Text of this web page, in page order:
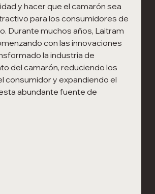
y hacer que el camarón sea
para los consumidores de
Durante muchos años, Laitram
con las innovaciones
la industria de
del camarón, reduciendo los
consumidor y expandiendo el
abundante fuente de